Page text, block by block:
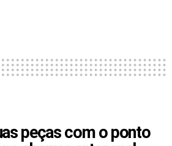
peças com o ponto